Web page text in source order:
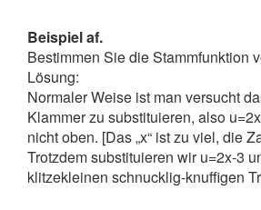
Beispiel af.
Bestimmen Sie die Stammfunktion
Lösung:
Normaler Weise ist man versucht
Klammer zu substituieren, also
nicht oben. [Das „x“ ist zu viel, die
Trotzdem substituieren wir u=2x-3
klitzekleinen schnucklig-knuffigen